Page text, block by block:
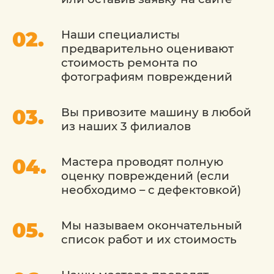
достичь идеального результата.
Индивидуальный подход: Мы понимаем,
что каждый автомобиль уникален, поэтому
разрабатываем индивидуальный план
покраски, учитывая состояние кузова, цвет
и ваши пожелания.
Современное оборудование: Мы
используем передовое оборудование для
покраски, что обеспечивает равномерное
качества.
Сохранение заводского внешнего вида: Мы
стремимся сохранить оригинальный цвет и
Экологически чистый подход: Мы
используем экологически безопасные
Наши специалисты
предварительно оценивают
стоимость ремонта по
фотографиям повреждений
Вы привозите машину в любой
из наших 3 филиалов
Мастера проводят полную
оценку повреждений (если
необходимо – с дефектовкой)
Мы называем окончательный
список работ и их стоимость